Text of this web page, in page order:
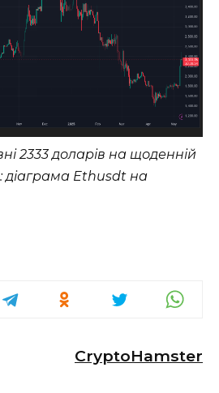
2333 доларів на щоденній
діаграма Ethusdt на
CryptoHamster